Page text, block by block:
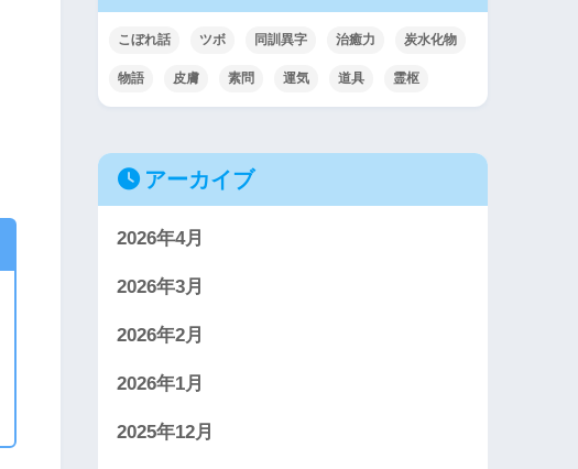
こぼれ話 ツボ 同訓異字 治癒力 炭水化物
物語 皮膚 素問 運気 道具 霊枢
アーカイブ
2026年4月
2026年3月
2026年2月
2026年1月
2025年12月